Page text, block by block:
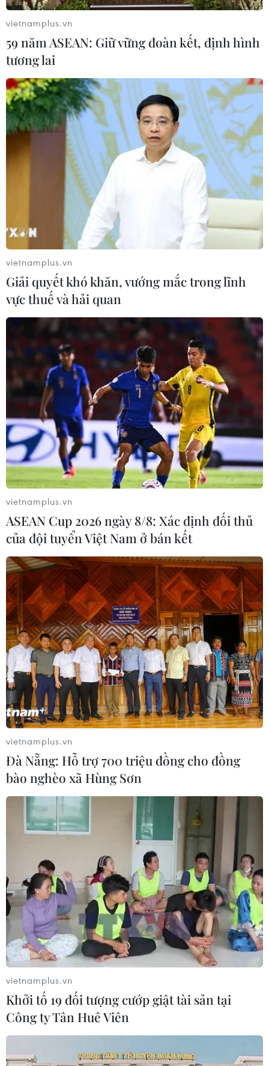
bảo vệ các giao dịch của mình trước các lệnh trừng
phạt của Mỹ.
Lợi nhuận của Rosneft tăng mạnh sau khi
khắc phục sự cố dầu nhiễm bẩn
06/11/2019 13:50
Hồi tháng 4 vừa qua, đường ống dẫn dầu huyết mạch
Druzhba của Rosneft kết nối với châu Âu đã tạm ngừng
hoạt động do bị nhiễm hóa chất chlorine, ảnh hưởng
lớn đến hoạt động kinh doanh của tập đoàn.
Sản lượng dầu của Nga tháng 11 cao hơn
mức cam kết với OPEC+
02/12/2019 12:46
Trong khuôn khổ thỏa thuận cắt giảm sản lượng dầu
Nga của OPEC+, Nga nhất trí cắt giảm sản lượng
228.000 thùng dầu/ngày, đưa tổng sản lượng xuống
khoảng 11,18 triệu thùng/ngày trong năm nay.
vietnamplus.vn
59 năm ASEAN: Giữ vững đoàn kết, định hình
tương lai
vietnamplus.vn
Giải quyết khó khăn, vướng mắc trong lĩnh
vực thuế và hải quan
vietnamplus.vn
ASEAN Cup 2026 ngày 8/8: Xác định đối thủ
của đội tuyển Việt Nam ở bán kết
vietnamplus.vn
Đà Nẵng: Hỗ trợ 700 triệu đồng cho đồng
bào nghèo xã Hùng Sơn
vietnamplus.vn
Khởi tố 19 đối tượng cướp giật tài sản tại
Công ty Tân Huê Viên